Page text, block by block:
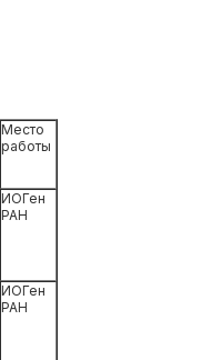
Место
работы
ИОГен
РАН
ИОГен
РАН